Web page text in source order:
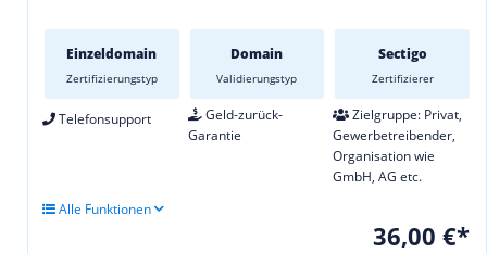
Einzeldomain
Zertifizierungstyp
Domain
Validierungstyp
Sectigo
Zertifizierer
Telefonsupport
Geld-zurück-
Garantie
Zielgruppe: Privat,
Gewerbetreibender,
Organisation wie
GmbH, AG etc.
Alle Funktionen
36,00 €*